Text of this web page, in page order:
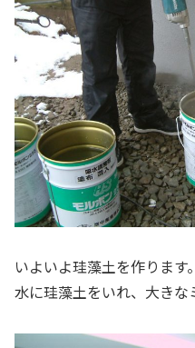
いよいよ珪藻土を作ります。
水に珪藻土をいれ、大きな